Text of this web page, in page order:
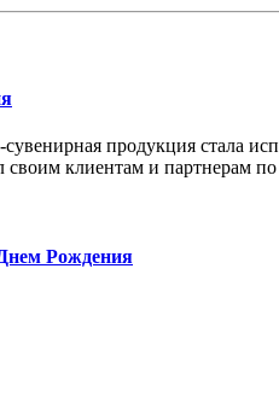
продукция стала
своим клиентам и партнерам по
Рождения